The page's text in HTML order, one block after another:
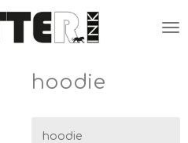
hoodie
hoodie